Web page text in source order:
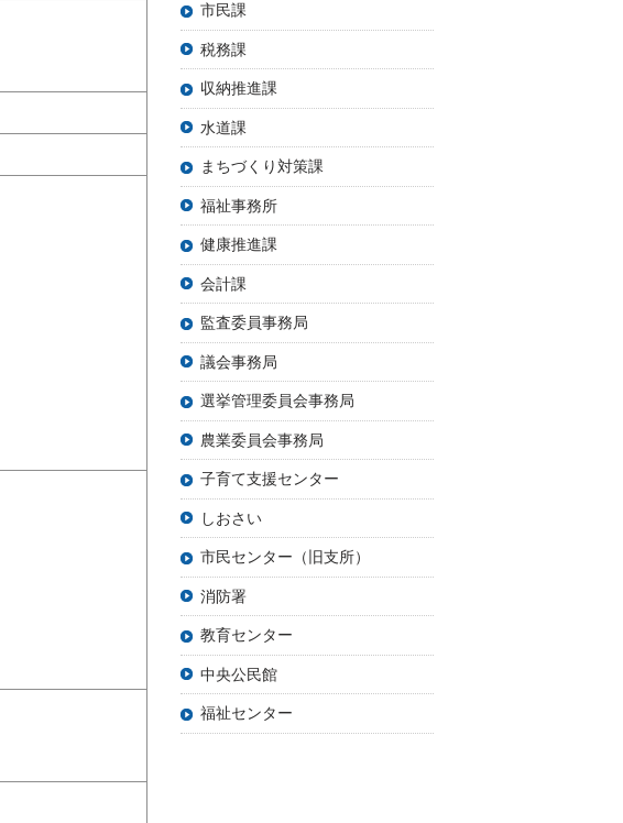
市民課
税務課
収納推進課
水道課
まちづくり対策課
福祉事務所
健康推進課
会計課
監査委員事務局
議会事務局
選挙管理委員会事務局
農業委員会事務局
子育て支援センター
しおさい
市民センター（旧支所）
消防署
教育センター
中央公民館
福祉センター